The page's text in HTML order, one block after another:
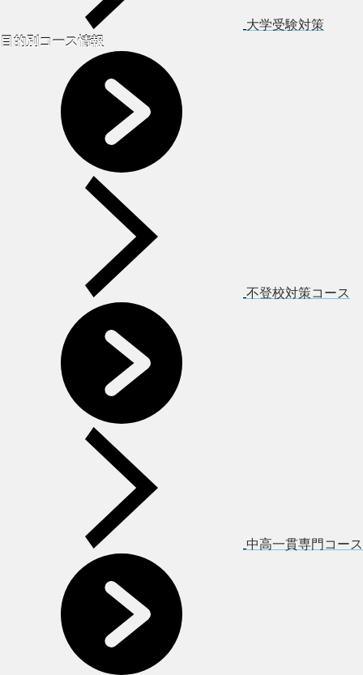
大学受験対策
目的別コース情報
不登校対策コース
中高一貫専門コース